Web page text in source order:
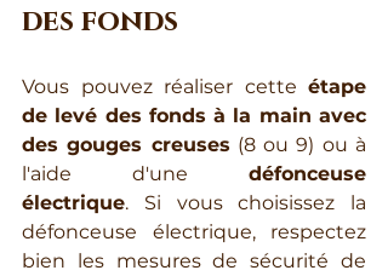
des fonds
Vous pouvez réaliser cette étape
de levé des fonds à la main avec
des gouges creuses (8 ou 9) ou à
l'aide d'une défonceuse
électrique. Si vous choisissez la
défonceuse électrique, respectez
bien les mesures de sécurité de